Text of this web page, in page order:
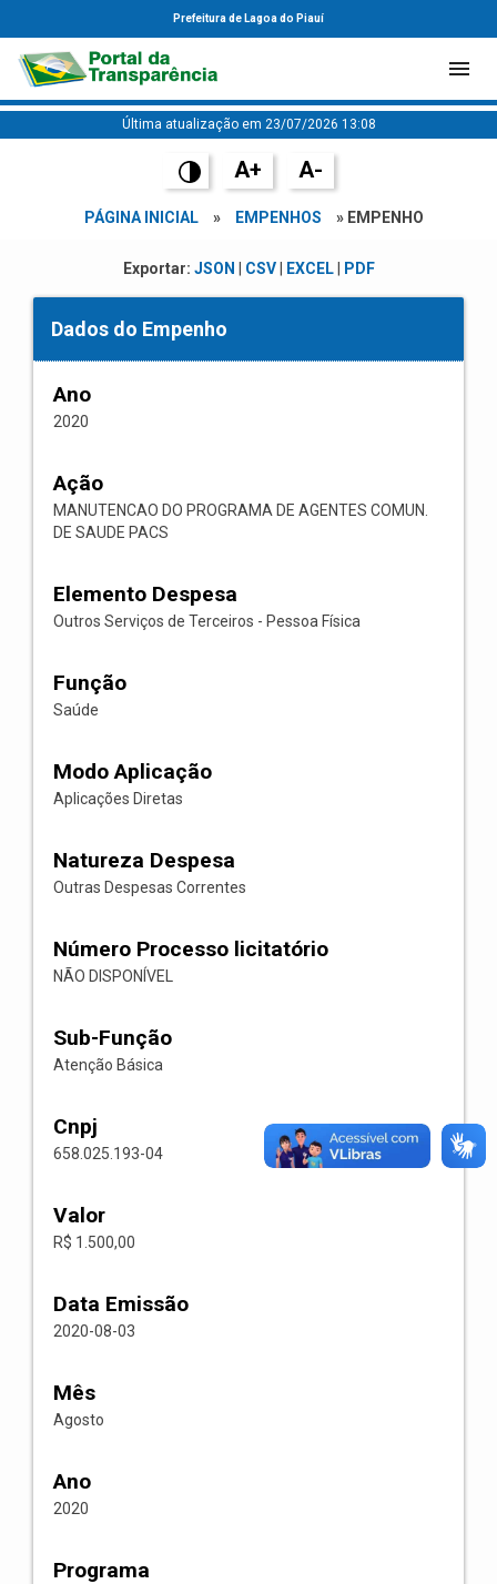
Prefeitura de Lagoa do Piauí
Última atualização em 23/07/2026 13:08
A+ A-
PÁGINA INICIAL » EMPENHOS » EMPENHO
Exportar: JSON CSV| EXCEL| PDF
Dados do Empenho
Ano
2020
Ação
MANUTENCAO DO PROGRAMA DE AGENTES COMUN.
DE SAUDE PACS
Elemento Despesa
Outros Serviços de Terceiros - Pessoa Física
Função
Saúde
Modo Aplicação
Aplicações Diretas
Natureza Despesa
Outras Despesas Correntes
Número Processo licitatório
NÃO DISPONÍVEL
Sub-Função
Atenção Básica
Cnpj
658.025.193-04
Valor
R$ 1.500,00
Data Emissão
2020-08-03
Mês
Agosto
Ano
2020
Programa